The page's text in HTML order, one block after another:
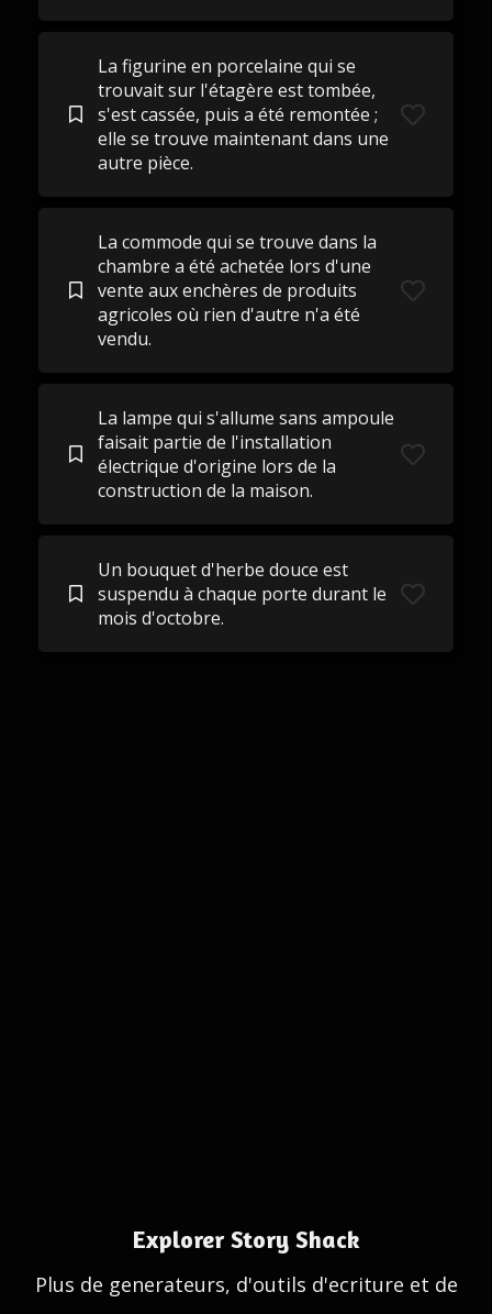
La figurine en porcelaine qui se
trouvait sur l'étagère est tombée,
s'est cassée, puis a été remontée ;
elle se trouve maintenant dans une
autre pièce.
La commode qui se trouve dans la
chambre a été achetée lors d'une
vente aux enchères de produits
agricoles où rien d'autre n'a été
vendu.
La lampe qui s'allume sans ampoule
faisait partie de l'installation
électrique d'origine lors de la
construction de la maison.
Un bouquet d'herbe douce est
suspendu à chaque porte durant le
mois d'octobre.
Explorer Story Shack
Plus de generateurs, d'outils d'ecriture et de